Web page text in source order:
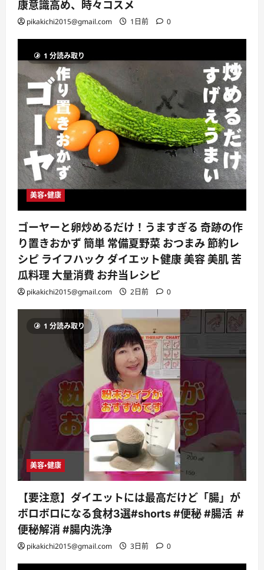
康意識高め、時々コスメ
pikakichi2015@gmail.com 1日前 0
1 分読み取り
美容・健康
ゴーヤーと卵炒めるだけ！うますぎる 奇跡の作
り置きおかず 簡単 常備夏野菜 おつまみ 節約レ
シピ ライフハック ダイエット健康 美容 美肌 苦
瓜料理 大量消費 お弁当レシピ
pikakichi2015@gmail.com 2日前 0
1 分読み取り
美容・健康
【要注意】ダイエットには最高だけど「腸」が
ボロボロになる食材3選#shorts #便秘 #腸活 #
便秘解消 #腸内洗浄
pikakichi2015@gmail.com 3日前 0